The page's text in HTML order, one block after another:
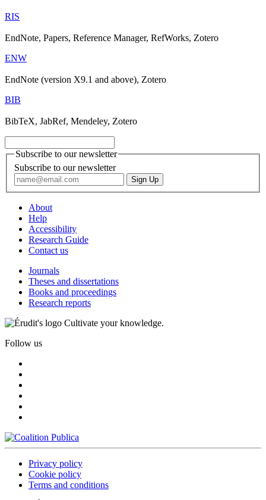
RIS
EndNote, Papers, Reference Manager, RefWorks, Zotero
ENW
EndNote (version X9.1 and above), Zotero
BIB
BibTeX, JabRef, Mendeley, Zotero
Subscribe to our newsletter
Subscribe to our newsletter
About
Help
Accessibility
Research Guide
Contact us
Journals
Theses and dissertations
Books and proceedings
Research reports
Cultivate your knowledge.
Follow us
Privacy policy
Cookie policy
Terms and conditions